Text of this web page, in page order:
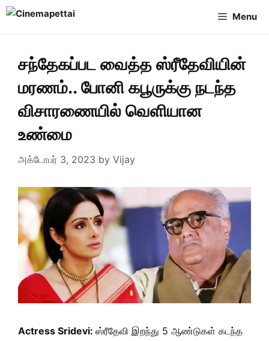
Skip
Menu
சந்தேகப்பட வைத்த ஸ்ரீதேவியின்
மரணம்.. போனி கபூருக்கு நடந்த
விசாரணையில் வெளியான
உண்மை
அக்டோபர் 3, 2023 by Vijay
Actress Sridevi: ஸ்ரீதேவி இறந்து 5 ஆண்டுகள் கடந்த